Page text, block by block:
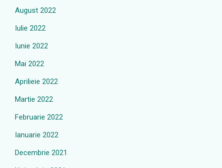
August 2022
Iulie 2022
Iunie 2022
Mai 2022
Aprilieie 2022
Martie 2022
Februarie 2022
Ianuarie 2022
Decembrie 2021